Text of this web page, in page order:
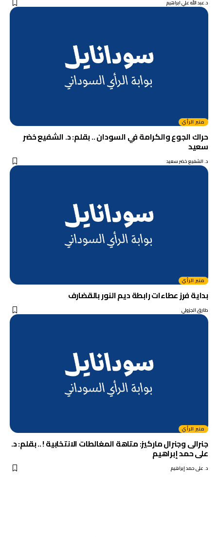
د.عبد الله علي ابراهيم
منبر الرأي
حراك الجوع والكرامة في السودان .. بقلم: د. الشفيع خضر
سعيد
د. الشفيع خضر سعيد
منبر الرأي
بداية فرز عطاءات رابطة ديم النور بالقضارف
طارق الجزولي
منبر الرأي
جنرالى وجنرال ماركيز: متاهة المغالطات الانتخابية ! .. بقلم: د.
على حمد إبراهيم
د. على حمد إبراهيم